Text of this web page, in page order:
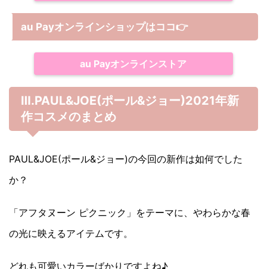
au Payオンラインショップはココ👉
au Payオンラインストア
Ⅲ.PAUL&JOE(ポール&ジョー)2021年新
作コスメのまとめ
PAUL&JOE(ポール&ジョー)の今回の新作は如何でした
か？
「アフタヌーン ピクニック」をテーマに、やわらかな春
の光に映えるアイテムです。
どれも可愛いカラーばかりですよね♪